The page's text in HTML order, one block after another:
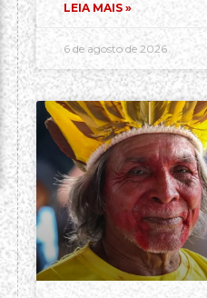
LEIA MAIS »
6 de agosto de 2026